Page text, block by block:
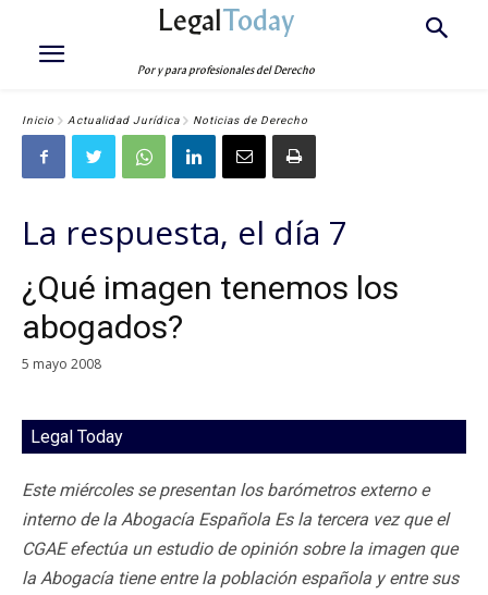
LegalToday
Por y para profesionales del Derecho
Inicio Actualidad Jurídica Noticias de Derecho
La respuesta, el día 7
¿Qué imagen tenemos los
abogados?
5 mayo 2008
Legal Today
Este miércoles se presentan los barómetros externo e
interno de la Abogacía Española Es la tercera vez que el
CGAE efectúa un estudio de opinión sobre la imagen que
la Abogacía tiene entre la población española y entre sus